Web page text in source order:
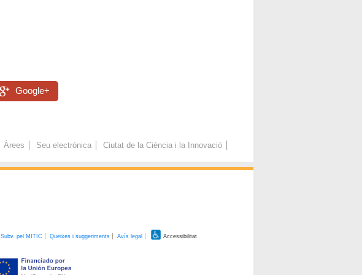
Google+
Àrees Seu electrònica Ciutat de la Ciència i la Innovació
Subv. pel MITIC Queixes i suggeriments Avís legal Accessibilitat